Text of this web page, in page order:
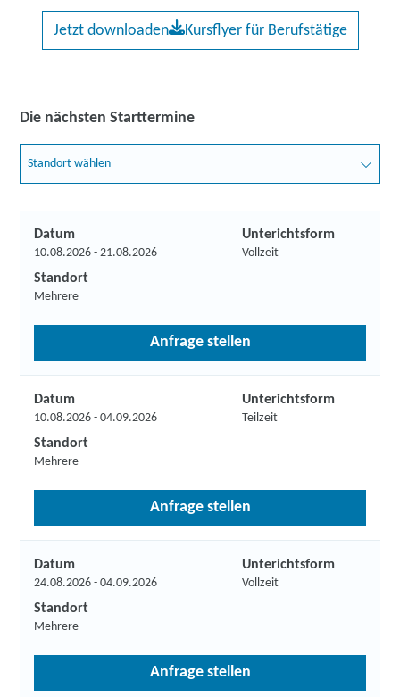
Jetzt downloaden Kursflyer für Berufstätige
Die nächsten Starttermine
Standort wählen
Datum
10.08.2026 - 21.08.2026
Unterichtsform
Vollzeit
Standort
Mehrere
Anfrage stellen
Datum
10.08.2026 - 04.09.2026
Unterichtsform
Teilzeit
Standort
Mehrere
Anfrage stellen
Datum
24.08.2026 - 04.09.2026
Unterichtsform
Vollzeit
Standort
Mehrere
Anfrage stellen